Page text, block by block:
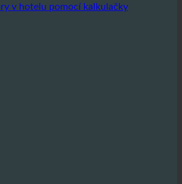
značných úspor nákladů,